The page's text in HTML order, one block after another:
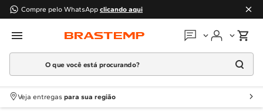
Compre pelo WhatsApp clicando aqui
Em que podemos
O que você está procurando?
Termos mais buscados
1º Geladeira
Veja entregas para sua região